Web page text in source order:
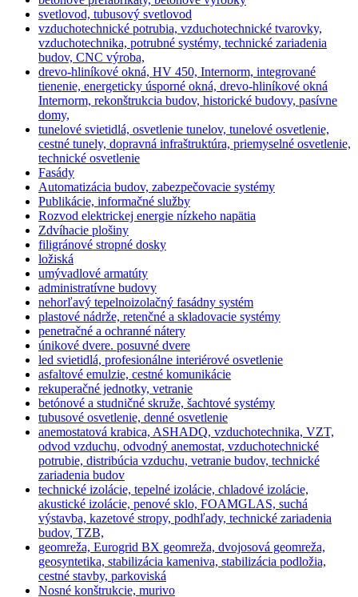
svetlovod, tubusový svetlovod
vzduchotechnické potrubia, vzduchotechnické tvarovky,
vzduchotechnika, potrubné systémy, technické zariadenia
budov, CNC výroba,
drevo-hliníkové okná, HV 450, Internorm, integrované
tienenie, energeticky úsporné okná, drevo-hliníkové okná
Internorm, rekonštrukcia budov, historické budovy, pasívne
domy,
tunelové svietidlá, osvetlenie tunelov, tunelové osvetlenie,
cestné tunely, dopravná infraštruktúra, priemyselné osvetlenie,
technické osvetlenie
Fasády
Automatizácia budov, zabezpečovacie systémy
Publikácie, informačné služby
Rozvod elektrickej energie nízkeho napätia
Zdvíhacie plošiny
filigránové stropné dosky
ložiská
umývadlové armatúty
administratívne budovy
nehorľavý tepelnoizolačný fasádny systém
plastové nádrže, retenčné a skladovacie systémy
penetračné a ochranné nátery
únikové dvere. posuvné dvere
led svietidlá, profesionálne interiérové osvetlenie
asfaltové emulzie, cestné komunikácie
rekuperačné jednotky, vetranie
betónové a studničné skruže, šachtové systémy
tubusové osvetlenie, denné osvetlenie
anemostatová krabica, ASHADQ, vzduchotechnika, VZT,
odvod vzduchu, odvodný anemostat, vzduchotechnické
potrubie, distribúcia vzduchu, vetranie budov, technické
zariadenia budov
technické izolácie, tepelné izolácie, chladové izolácie,
akustické izolácie, penové sklo, FOAMGLAS, suchá
výstavba, kazetové stropy, podhľady, technické zariadenia
budov, TZB,
geomreža, Eurogrid BX geomreža, dvojosová geomreža,
geosyntetika, stabilizácia kameniva, stabilizácia podložia,
cestné stavby, parkoviská
Nosné konštrukcie, murivo